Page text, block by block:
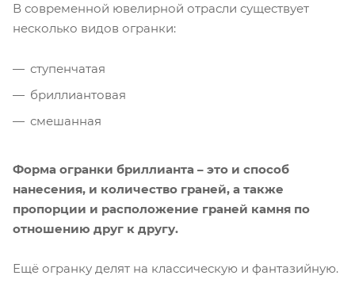
В современной ювелирной отрасли существует
несколько видов огранки:
ступенчатая
бриллиантовая
смешанная
Форма огранки бриллианта – это и способ
нанесения, и количество граней, а также
пропорции и расположение граней камня по
отношению друг к другу.
Ещё огранку делят на классическую и фантазийную.